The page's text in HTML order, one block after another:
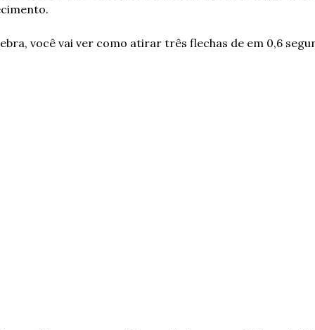
você vai ver como atirar três flechas de em 0,6